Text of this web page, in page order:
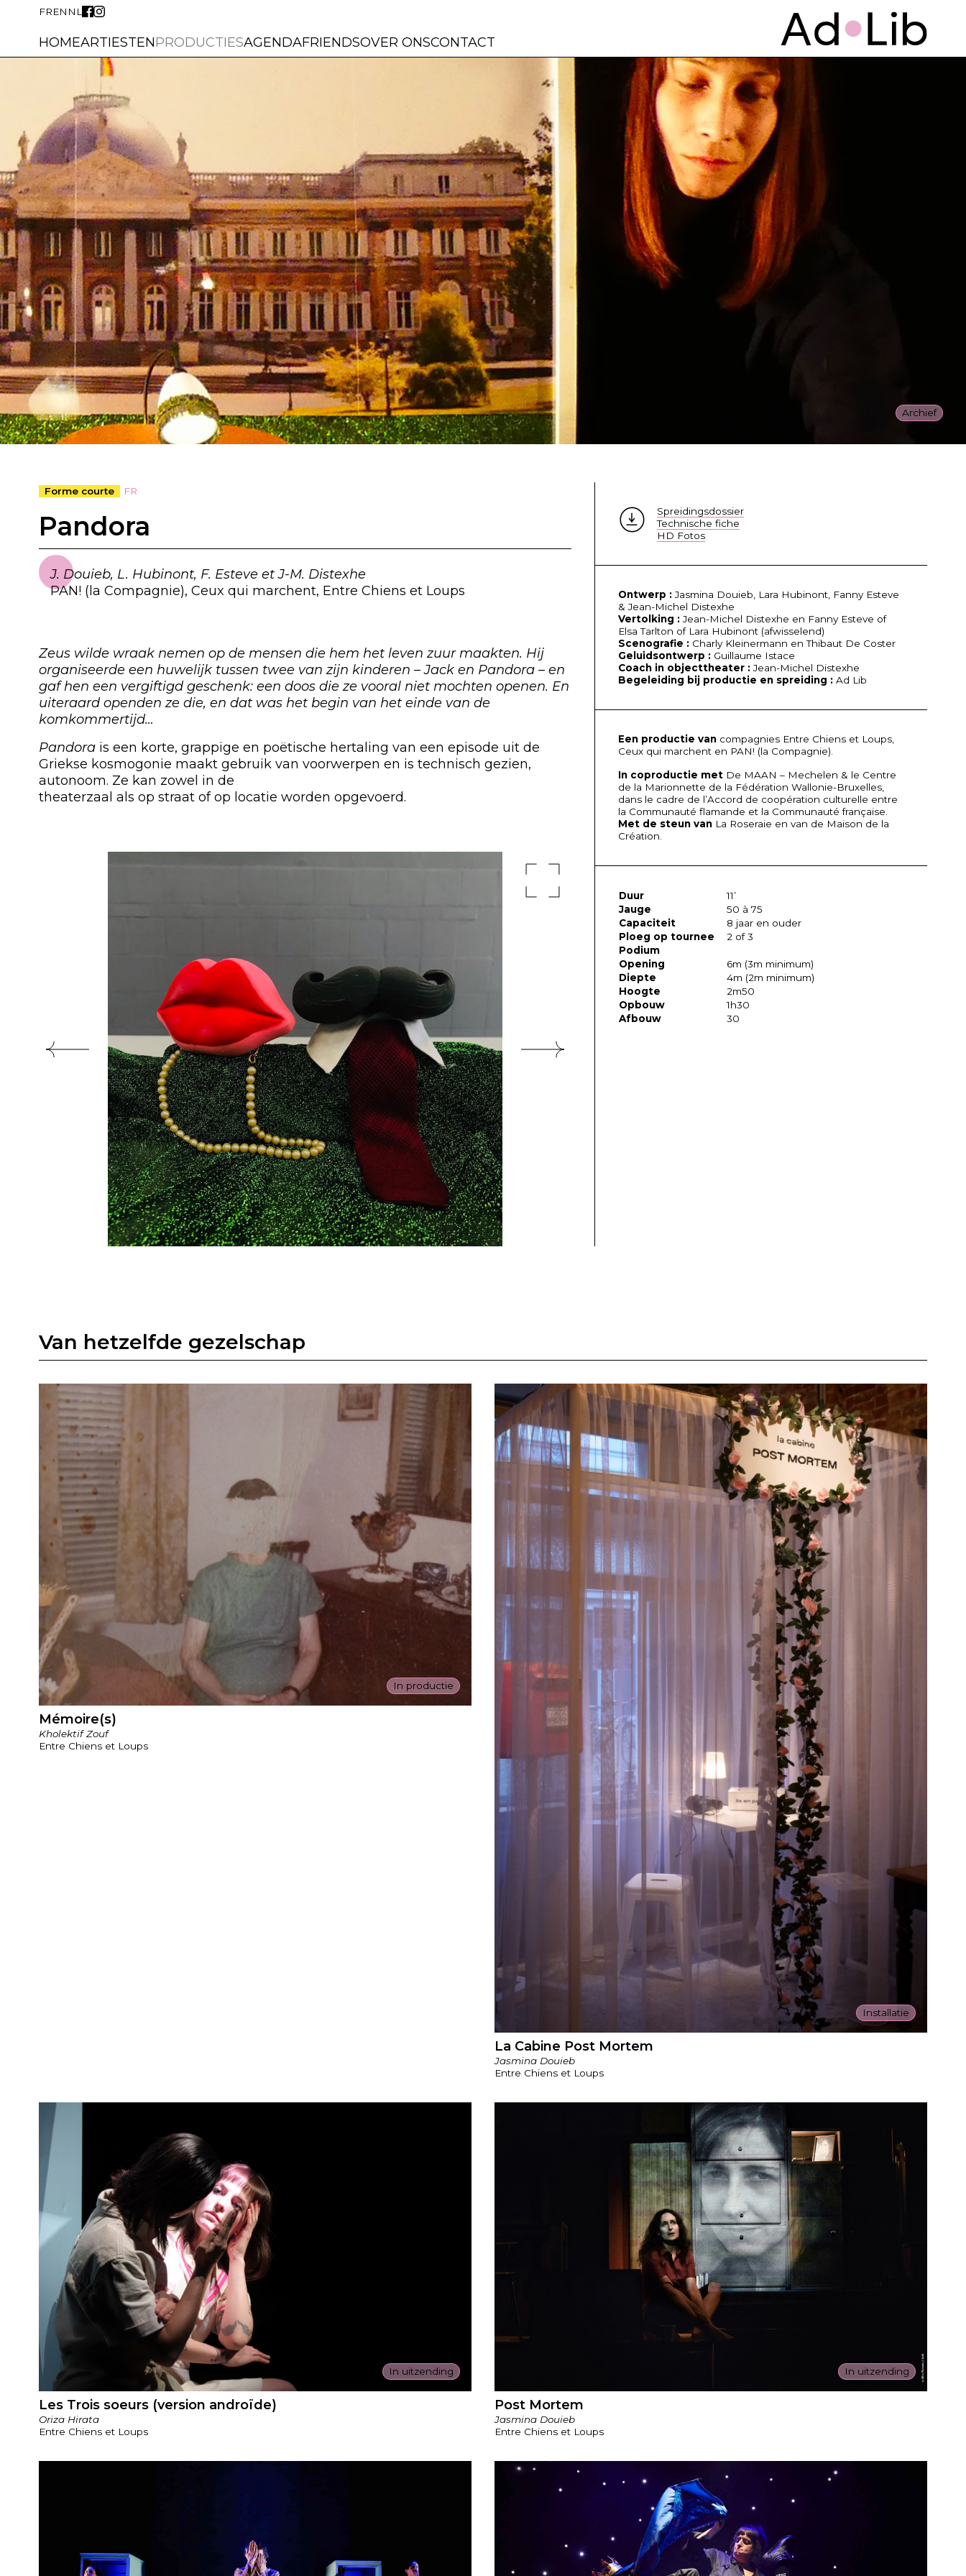
FREN NL
HOMEARTIESTENPRODUCTIESAGENDAFRIENDSOVER ONSCONTACT
Archief
Forme courte FR
Pandora
J. Douieb, L. Hubinont, F. Esteve et J-M. Distexhe
PAN! (la Compagnie), Ceux qui marchent, Entre Chiens et Loups
Zeus wilde wraak nemen op de mensen die hem het leven zuur maakten. Hij
organiseerde een huwelijk tussen twee van zijn kinderen – Jack en Pandora – en
gaf hen een vergiftigd geschenk: een doos die ze vooral niet mochten openen. En
uiteraard openden ze die, en dat was het begin van het einde van de
komkommertijd…
Pandorais een korte, grappige en poëtische hertaling van een episode uit de
Griekse kosmogonie maakt gebruik van voorwerpen en is technisch gezien,
autonoom. Ze kan zowel in de
theaterzaal als op straat of op locatie worden opgevoerd.
Spreidingsdossier
Technische fiche
HD Fotos
Ontwerp :Jasmina Douieb, Lara Hubinont, Fanny Esteve
& Jean-Michel Distexhe
Vertolking :Jean-Michel Distexhe en Fanny Esteve of
Elsa Tarlton of Lara Hubinont (afwisselend)
Scenografie :Charly Kleinermann en Thibaut De Coster
Geluidsontwerp :Guillaume Istace
Coach in objecttheater :Jean-Michel Distexhe
Begeleiding bij productie en spreiding :Ad Lib
Een productie vancompagnies Entre Chiens et Loups,
Ceux qui marchent en PAN! (la Compagnie).
In coproductie metDe MAAN – Mechelen & le Centre
de la Marionnette de la Fédération Wallonie-Bruxelles,
dans le cadre de l’Accord de coopération culturelle entre
la Communauté flamande et la Communauté française.
Met de steun vanLa Roseraie en van de Maison de la
Création.
Duur
11’
Jauge
50 à 75
Capaciteit
8 jaar en ouder
Ploeg op tournee
2 of 3
Podium
Opening
6m (3m minimum)
Diepte
4m (2m minimum)
Hoogte
2m50
Opbouw
1h30
Afbouw
30
Van hetzelfde gezelschap
In productie
Mémoire(s)
Kholektif Zouf
Entre Chiens et Loups
Installatie
La Cabine Post Mortem
Jasmina Douieb
Entre Chiens et Loups
In uitzending
Les Trois soeurs (version androïde)
Oriza Hirata
Entre Chiens et Loups
In uitzending
Post Mortem
Jasmina Douieb
Entre Chiens et Loups